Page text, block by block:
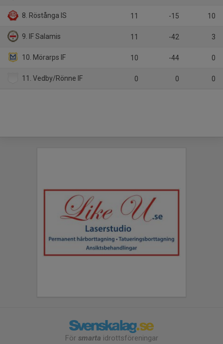
8. Röstånga IS 11 -15 10
9. IF Salamis 11 -42 3
10. Mörarps IF 10 -44 0
11. Vedby/Rönne IF 0 0 0
För smarta idrottsföreningar